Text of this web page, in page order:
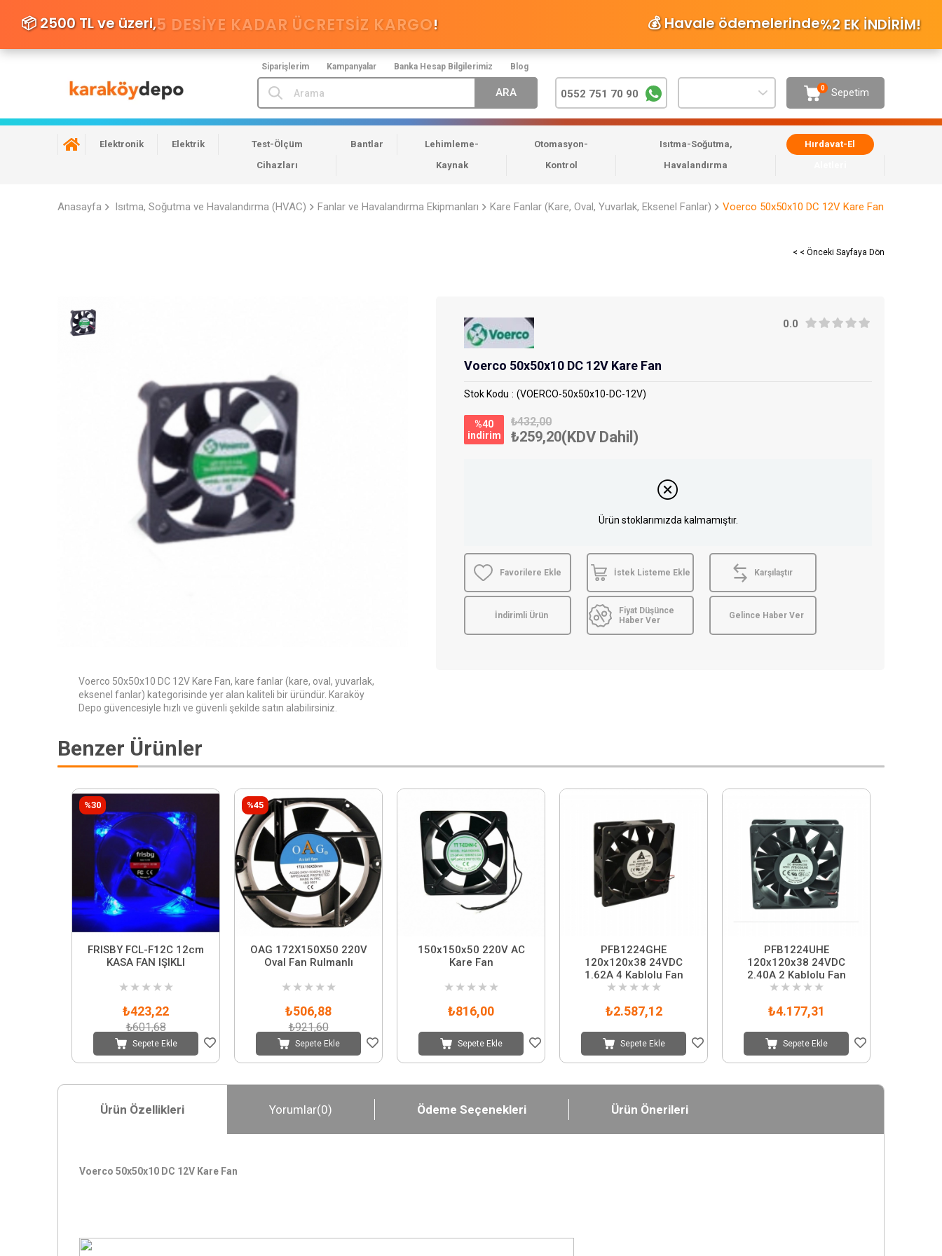
Siparişlerim Kampanyalar Banka Hesap Bilgilerimiz Blog
📦 2500 TL ve üzeri,5 DESIYE KADAR ÜCRETSİZ KARGO! 💰 Havale ödemelerinde%2 EK İNDİRİM!
Sepetim
0
0552 751 70 90
Elektronik Elektrik
Test-Ölçüm
Cihazları
Bantlar
Lehimleme-
Kaynak
Otomasyon-
Kontrol
Isıtma-Soğutma,
Havalandırma
Hırdavat-El
Anasayfa Isıtma, Soğutma ve Havalandırma (HVAC) Fanlar ve Havalandırma Ekipmanları Kare Fanlar (Kare, Oval, Yuvarlak, Eksenel Fanlar) Voerco 50x50x10 DC 12V Kare Fan
< < Önceki Sayfaya Dön
Voerco 50x50x10 DC 12V Kare Fan, kare fanlar (kare, oval, yuvarlak,
eksenel fanlar) kategorisinde yer alan kaliteli bir üründür. Karaköy
Depo güvencesiyle hızlı ve güvenli şekilde satın alabilirsiniz.
0.0
Voerco 50x50x10 DC 12V Kare Fan
Stok Kodu (VOERCO-50x50x10-DC-12V)
%40
i̇ndirim
₺432,00
₺259,20(KDV Dahil)
Ürün stoklarımızda kalmamıştır.
Favorilere Ekle İstek Listeme Ekle Karşılaştır
İndirimli Ürün
Fiyat Düşünce
Haber Ver
Gelince Haber Ver
Benzer Ürünler
FRISBY FCL-F12C 12cm
KASA FAN IŞIKLI
★ ★ ★ ★ ★
₺423,22
₺601,68
Sepete Ekle
%30
OAG 172X150X50 220V
Oval Fan Rulmanlı
★ ★ ★ ★ ★
₺506,88
₺921,60
Sepete Ekle
%45
150x150x50 220V AC
Kare Fan
★ ★ ★ ★ ★
₺816,00
Sepete Ekle
PFB1224GHE
120x120x38 24VDC
1.62A 4 Kablolu Fan
★ ★ ★ ★ ★
₺2.587,12
Sepete Ekle
PFB1224UHE
120x120x38 24VDC
2.40A 2 Kablolu Fan
★ ★ ★ ★ ★
₺4.177,31
Sepete Ekle
Ürün Özellikleri Yorumlar(0) Ödeme Seçenekleri Ürün Önerileri
Voerco 50x50x10 DC 12V Kare Fan